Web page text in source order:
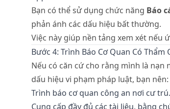
Bạn có thể sử dụng chức năng Báo
phản ánh các dấu hiệu bất thường.
Việc này giúp nền tảng xem xét nếu
Bước 4: Trình Báo Cơ Quan Có Thẩm
Nếu có căn cứ cho rằng mình là nạn
dấu hiệu vi phạm pháp luật, bạn nên:
Trình báo cơ quan công an nơi cư trú.
Cung cấp đầy đủ các tài liệu, bằng